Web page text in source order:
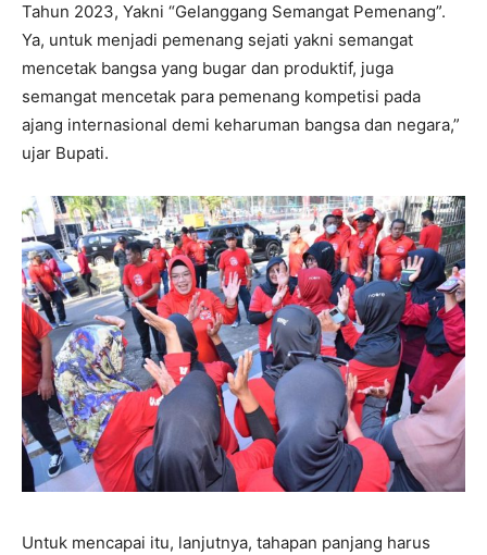
Tahun 2023, Yakni “Gelanggang Semangat Pemenang”.
Ya, untuk menjadi pemenang sejati yakni semangat
mencetak bangsa yang bugar dan produktif, juga
semangat mencetak para pemenang kompetisi pada
ajang internasional demi keharuman bangsa dan negara,”
ujar Bupati.
Untuk mencapai itu, lanjutnya, tahapan panjang harus